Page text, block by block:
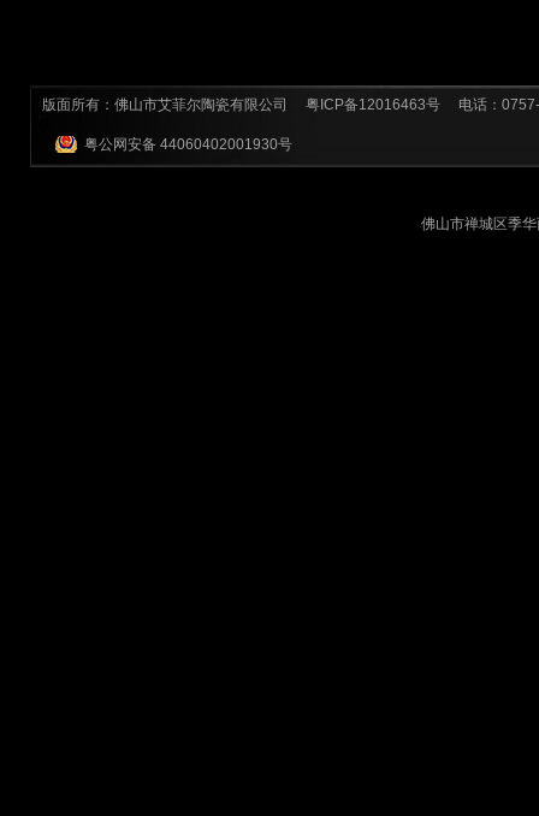
版面所有：佛山市艾菲尔陶瓷有限公司 粤ICP备12016463号 电话：
粤公网安备 44060402001930号
佛山市禅城区季